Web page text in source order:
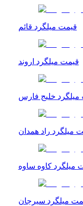
قیمت میلگرد قائم
قیمت میلگرد اروند
میلگرد خلیج فارس
میلگرد راد همدان
میلگرد کاوه ساوه
میلگرد سیرجان